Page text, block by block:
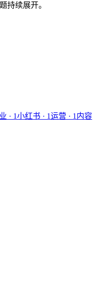
持续展开。
· 1小红书 · 1运营 · 1 内容